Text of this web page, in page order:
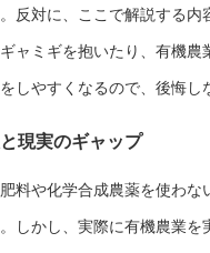
反対に、ここで解説する
ャミギを抱いたり、有機
しやすくなるので、後悔し
現実のギャップ
料や化学合成農薬を使わ
しかし、実際に有機農業を